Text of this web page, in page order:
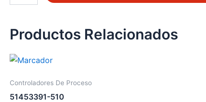
1-
0-
cantidad
Productos Relacionados
Controladores De Proceso
51453391-510